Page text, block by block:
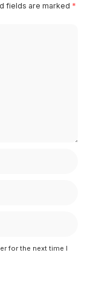
fields are marked *
for the next time I